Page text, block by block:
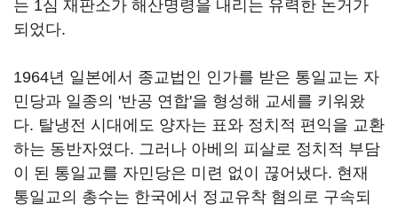
는 1심 재판소가 해산명령을 내리는 유력한 논거가
되었다.
1964년 일본에서 종교법인 인가를 받은 통일교는 자
민당과 일종의 '반공 연합'을 형성해 교세를 키워왔
다. 탈냉전 시대에도 양자는 표와 정치적 편익을 교환
하는 동반자였다. 그러나 아베의 피살로 정치적 부담
이 된 통일교를 자민당은 미련 없이 끊어냈다. 현재
통일교의 총수는 한국에서 정교유착 혐의로 구속되